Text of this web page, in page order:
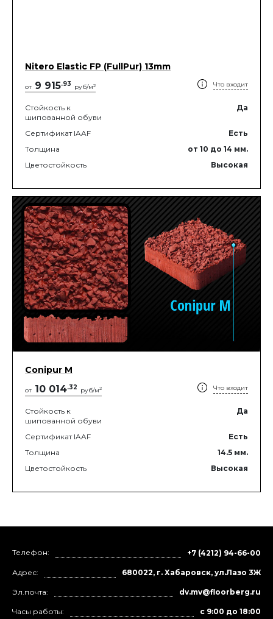
Nitero Elastic FP (FullPur) 13mm
от 9 915.93 руб/м2 Что входит
Стойкость к
шипованной обуви
Да
Сертификат IAAF
Есть
Толщина
от 10 до 14 мм.
Цветостойкость
Высокая
Conipur M
от 10 014.32 руб/м2 Что входит
Стойкость к
шипованной обуви
Да
Сертификат IAAF
Есть
Толщина
14.5 мм.
Цветостойкость
Высокая
Телефон: +7 (4212) 94-66-00
Адрес: 680022, г. Хабаровск, ул.Лазо 3Ж
Эл.почта: dv.mv@floorberg.ru
Часы работы: с 9:00 до 18:00